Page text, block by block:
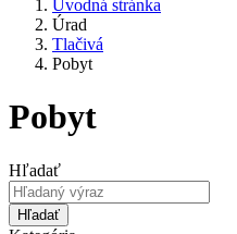
Úvodná stránka
Úrad
Tlačivá
Pobyt
Pobyt
Hľadať
Hľadať